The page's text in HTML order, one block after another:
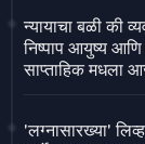
न्यायाचा बळी की
निष्पाप आयुष्य
साप्ताहिक मधला
'लग्नासारख्या'